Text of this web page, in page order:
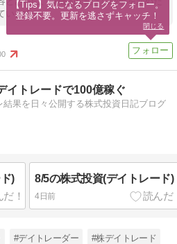
います。
イトレードで100億稼ぐ
結果を日々公開する株式投資日記ブログ
) 8/5の株式投資(デイトレード)
4日前
#デイトレーダー #株デイトレード
【Tips】気になるブログをフォロー。
登録不要。更新を逃さずキャッチ！
閉じる